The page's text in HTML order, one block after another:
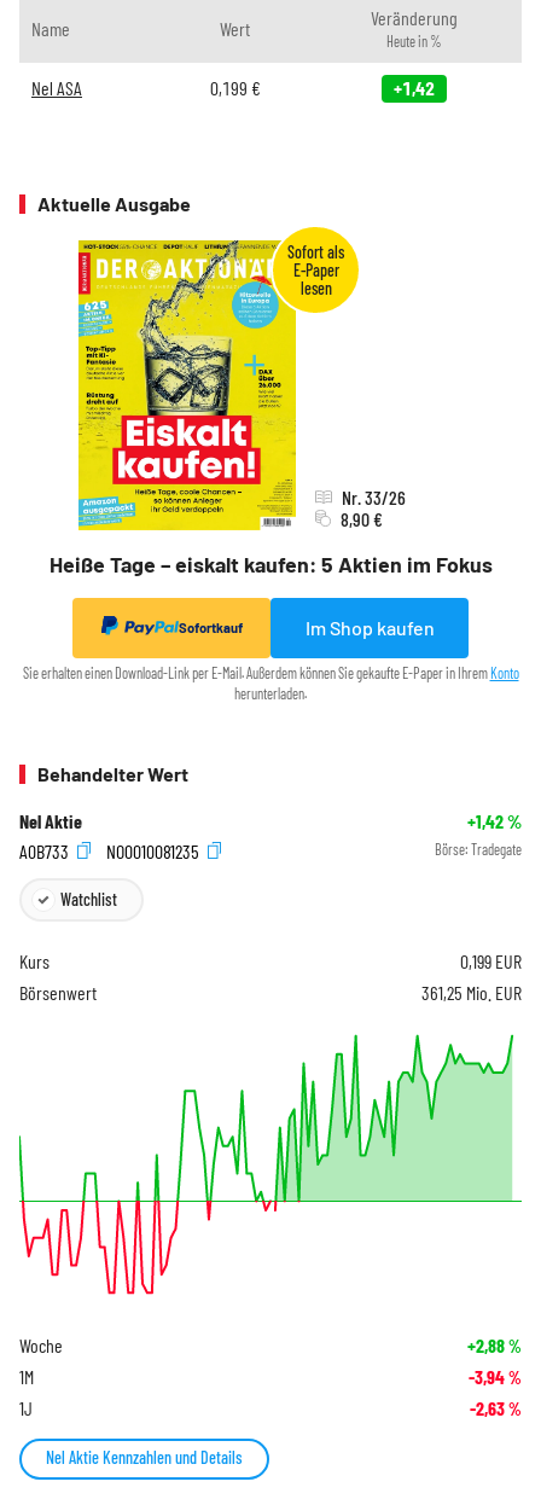
Name Wert Veränderung
Heute in %
Nel ASA 0,199 € +1,42
Aktuelle Ausgabe
Heiße Tage – eiskalt kaufen: 5 Aktien im Fokus
Nr. 33/26
8,90 €
Sofortkauf Im Shop kaufen
Sie erhalten einen Download-Link per E-Mail. Außerdem können Sie gekaufte E-Paper in Ihrem Konto
herunterladen.
Behandelter Wert
Nel Aktie +1,42%
A0B733
NO0010081235 Börse: Tradegate
Watchlist
Kurs 0,199 EUR
Börsenwert
361,25 Mio. EUR
Woche +2,88%
1M -3,94%
1J -2,63%
Nel Aktie Kennzahlen und Details